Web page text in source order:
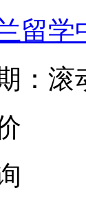
留学
：滚